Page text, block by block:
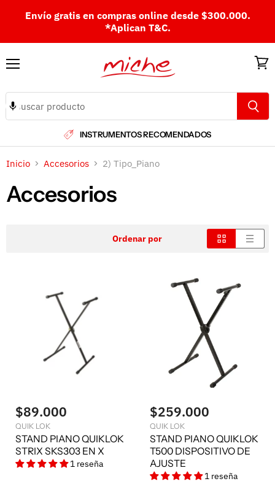
Envío gratis en compras online desde $300.000.
*Aplican T&C.
INSTRUMENTOS RECOMENDADOS
Inicio Accesorios 2) Tipo_Piano
Accesorios
Ordenar por
$89.000
QUIK LOK
STAND PIANO QUIKLOK
STRIX SKS303 EN X
1 reseña
$259.000
QUIK LOK
STAND PIANO QUIKLOK
T500 DISPOSITIVO DE
AJUSTE
1 reseña